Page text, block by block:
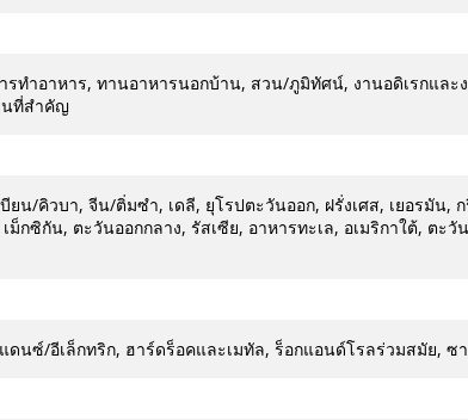
ทำอาหาร, ทานอาหารนอกบ้าน, สวน/ภูมิทัศน์, งานอดิเรกและ
นที่สำคัญ
น/คิวบา, จีน/ติ่มซำ, เดลี, ยุโรปตะวันออก, ฝรั่งเศส, เยอรมัน, ก
กซิกัน, ตะวันออกกลาง, รัสเซีย, อาหารทะเล, อเมริกาใต้, ตะวั
นซ์/อีเล็กทริก, ฮาร์ดร็อคและเมทัล, ร็อกแอนด์โรลร่วมสมัย, ซ